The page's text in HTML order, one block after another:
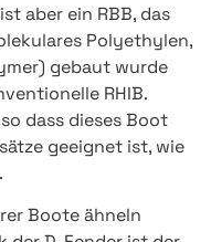
aber ein RBB, das
Polyethylen,
gebaut wurde
RHIB.
dass dieses Boot
geeignet ist, wie
Boote ähneln